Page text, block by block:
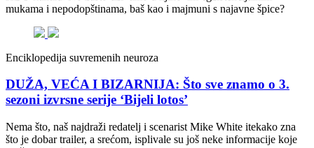
mukama i nepodopštinama, baš kao i majmuni s najavne špice?
Enciklopedija suvremenih neuroza
DUŽA, VEĆA I BIZARNIJA: Što sve znamo o 3.
sezoni izvrsne serije ‘Bijeli lotos’
Nema što, naš najdraži redatelj i scenarist Mike White itekako zna
što je dobar trailer, a srećom, isplivale su još neke informacije koje